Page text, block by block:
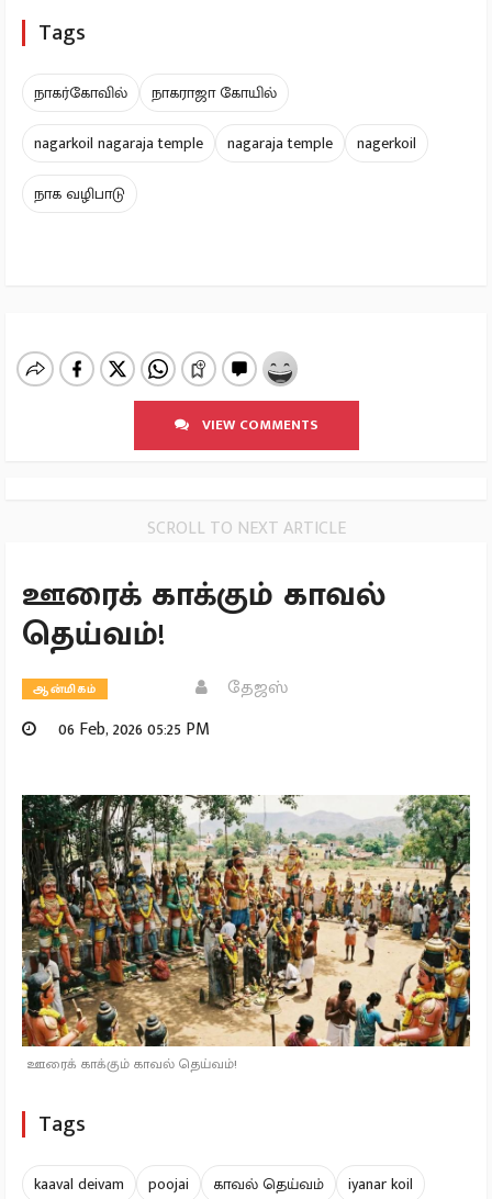
Tags
நாகர்கோவில்
நாகராஜா கோயில்
nagarkoil nagaraja temple
nagaraja temple
nagerkoil
நாக வழிபாடு
VIEW COMMENTS
SCROLL TO NEXT ARTICLE
ஊரைக் காக்கும் காவல்
தெய்வம்!
ஆன்மிகம்
தேஜஸ்
06 Feb, 2026 05:25 PM
ஊரைக் காக்கும் காவல் தெய்வம்!
Tags
kaaval deivam poojai காவல் தெய்வம்
iyanar koil